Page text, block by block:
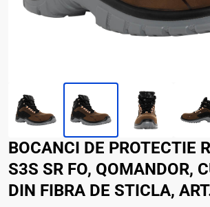
BOCANCI DE PROTECTIE
S3S SR FO, QOMANDOR,
DIN FIBRA DE STICLA,